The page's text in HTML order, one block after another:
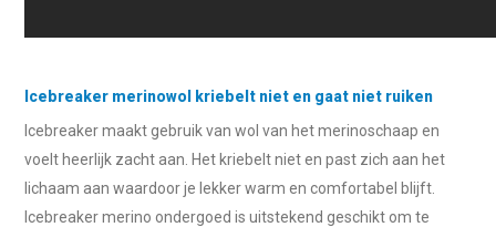
Icebreaker merinowol kriebelt niet en gaat niet ruiken
Icebreaker maakt gebruik van wol van het merinoschaap en
voelt heerlijk zacht aan. Het kriebelt niet en past zich aan het
lichaam aan waardoor je lekker warm en comfortabel blijft.
Icebreaker merino ondergoed is uitstekend geschikt om te